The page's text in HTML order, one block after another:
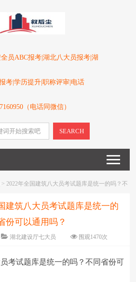
员ABC报考|湖北八大员报考|湖
考|学历提升|职称评审|电话
（电话同微信）
SEARCH
> 2022年全国建筑八大员考试题库是统一的吗？不
建筑八大员考试题库是统一的
份可以通用吗？
湖北建设厅七大员 围观1470次
小 考试题库是统一的吗？不同省份可